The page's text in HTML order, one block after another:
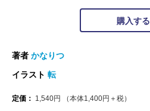
購入する
著者 かなりつ
イラスト 転
定価： 1,540円 （本体1,400円＋税）